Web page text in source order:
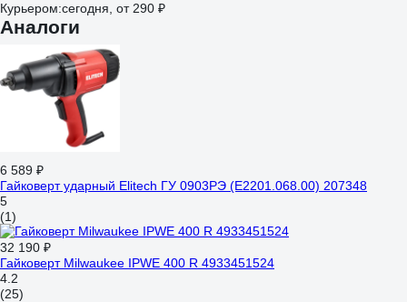
Курьером:сегодня, от 290 ₽
Аналоги
6 589 ₽
Гайковерт ударный Elitech ГУ 0903РЭ (E2201.068.00) 207348
5
(1)
32 190 ₽
Гайковерт Milwaukee IPWE 400 R 4933451524
4.2
(25)